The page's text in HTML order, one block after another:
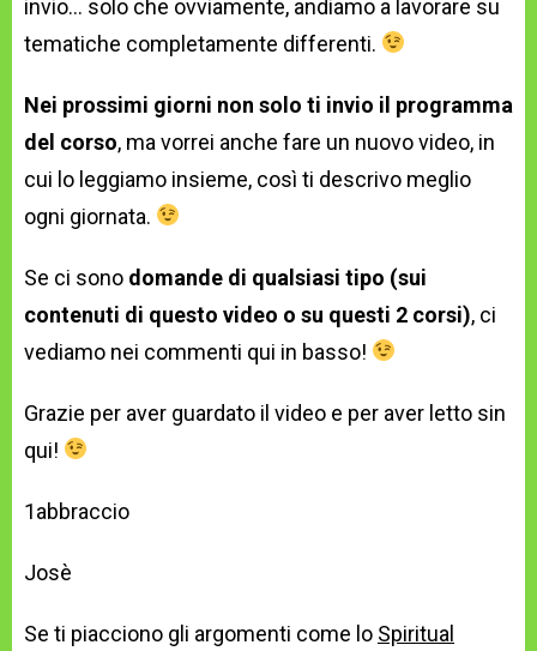
invio... solo che ovviamente, andiamo a lavorare su
tematiche completamente differenti.
Nei prossimi giorni non solo ti invio il programma
del corso, ma vorrei anche fare un nuovo video, in
cui lo leggiamo insieme, così ti descrivo meglio
ogni giornata.
Se ci sono domande di qualsiasi tipo (sui
contenuti di questo video o su questi 2 corsi), ci
vediamo nei commenti qui in basso!
Grazie per aver guardato il video e per aver letto sin
qui!
1abbraccio
Josè
Se ti piacciono gli argomenti come lo Spiritual